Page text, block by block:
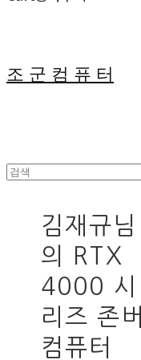
조 군 컴 퓨 터
김재규님
의 RTX
4000 시
리즈 존버
컴퓨터